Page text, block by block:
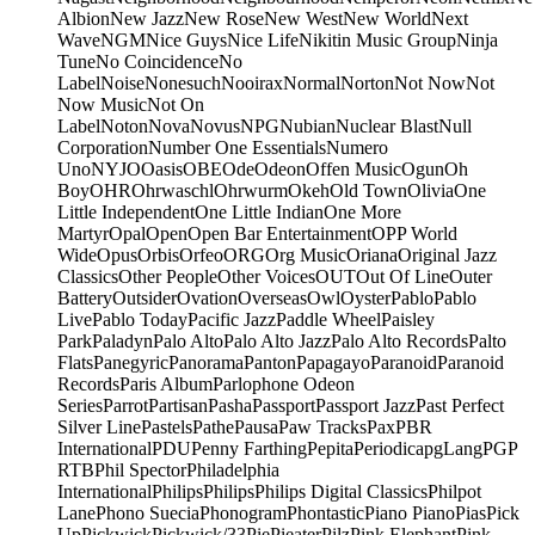
AlbionNew JazzNew RoseNew WestNew WorldNext
WaveNGMNice GuysNice LifeNikitin Music GroupNinja
TuneNo CoincidenceNo
LabelNoiseNonesuchNooiraxNormalNortonNot NowNot
Now MusicNot On
LabelNotonNovaNovusNPGNubianNuclear BlastNull
CorporationNumber One EssentialsNumero
UnoNYJOOasisOBEOdeOdeonOffen MusicOgunOh
BoyOHROhrwaschlOhrwurmOkehOld TownOliviaOne
Little IndependentOne Little IndianOne More
MartyrOpalOpenOpen Bar EntertainmentOPP World
WideOpusOrbisOrfeoORGOrg MusicOrianaOriginal Jazz
ClassicsOther PeopleOther VoicesOUTOut Of LineOuter
BatteryOutsiderOvationOverseasOwlOysterPabloPablo
LivePablo TodayPacific JazzPaddle WheelPaisley
ParkPaladynPalo AltoPalo Alto JazzPalo Alto RecordsPalto
FlatsPanegyricPanoramaPantonPapagayoParanoidParanoid
RecordsParis AlbumParlophone Odeon
SeriesParrotPartisanPashaPassportPassport JazzPast Perfect
Silver LinePastelsPathePausaPaw TracksPaxPBR
InternationalPDUPenny FarthingPepitaPeriodicapgLangPGP
RTBPhil SpectorPhiladelphia
InternationalPhilipsPhilipsPhilips Digital ClassicsPhilpot
LanePhono SueciaPhonogramPhontasticPiano PianoPiasPick